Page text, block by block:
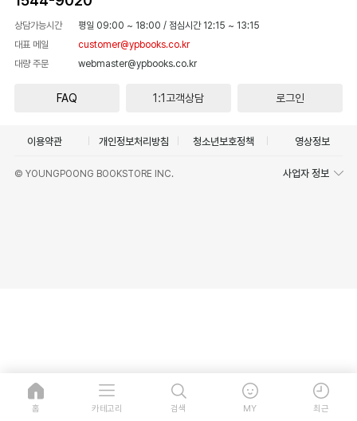
상담가능시간 평일 09:00 ~ 18:00 / 점심시간 12:15 ~ 13:15
대표 메일
customer@ypbooks.co.kr
대량 주문
webmaster@ypbooks.co.kr
FAQ 1:1고객상담 로그인
이용약관 개인정보처리방침 청소년보호정책 영상정보
© YOUNGPOONG BOOKSTORE INC. 사업자 정보
홈 카테고리 검색 MY 최근